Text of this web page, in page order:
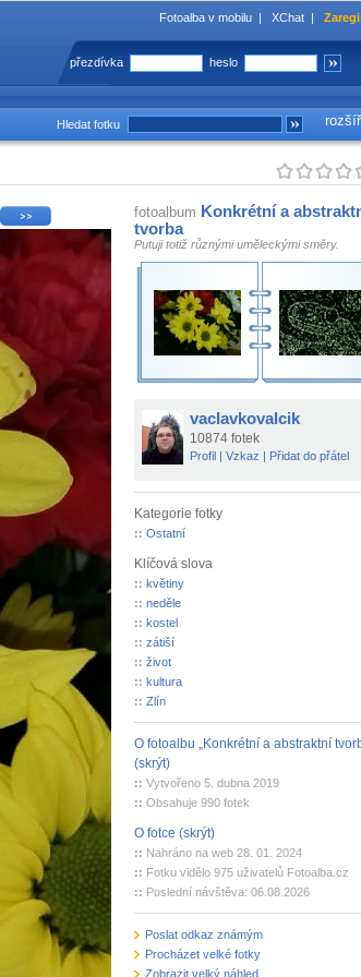
Fotoalba v mobilu | XChat |
přezdívka heslo
Hledat fotku
fotoalbum Konkrétní a
tvorba
Putuji totiž různými uměleckými směry.
vaclavkovalcik
10874 fotek
Profil| Vzkaz | Přidat do přátel
Kategorie fotky
:: Ostatní
Klíčová slova
:: květiny
:: neděle
:: kostel
:: zátiší
:: život
:: kultura
:: Zlín
O fotoalbu „Konkrétní a abstraktní
(skrýt)
:: Vytvořeno 5. dubna 2019
:: Obsahuje 990 fotek
O fotce (skrýt)
:: Nahráno na web 28. 01. 2024
:: Fotku vidělo 975 uživatelů Fotoalba.cz
:: Poslední návštěva: 06.08.2026
Poslat odkaz známým
Procházet velké fotky
Zobrazit velký náhled